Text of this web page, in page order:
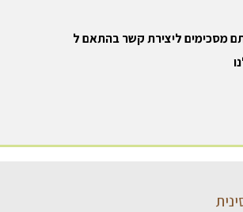
מסכימים ליצירת קשר בהתאם ל